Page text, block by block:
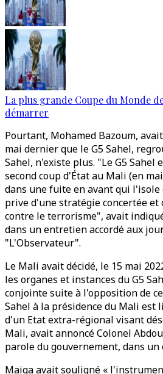
La plus grande Coupe du Monde
démarrer
Pourtant, Mohamed Bazoum,
mai dernier que le G5 Sahel,
Sahel, n'existe plus. "Le G5 Sahel
second coup d'État au Mali (en
dans une fuite en avant qui
prive d'une stratégie concertée
contre le terrorisme", avait
dans un entretien accordé aux
"L'Observateur".
Le Mali avait décidé, le 15 mai
les organes et instances du G5
conjointe suite à l'opposition de
Sahel à la présidence du Mali est
d'un Etat extra-régional visant
Mali, avait annoncé Colonel
parole du gouvernement, dans un
Maiga avait souligné «